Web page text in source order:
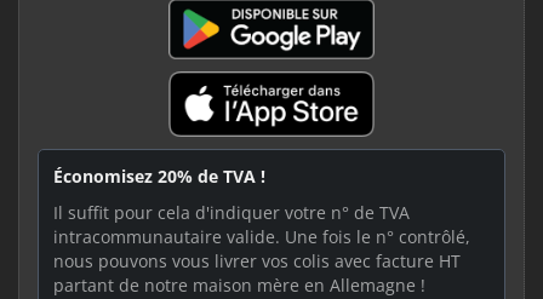
Économisez 20% de TVA !
Il suffit pour cela d'indiquer votre n° de TVA
intracommunautaire valide. Une fois le n° contrôlé,
nous pouvons vous livrer vos colis avec facture HT
partant de notre maison mère en Allemagne !